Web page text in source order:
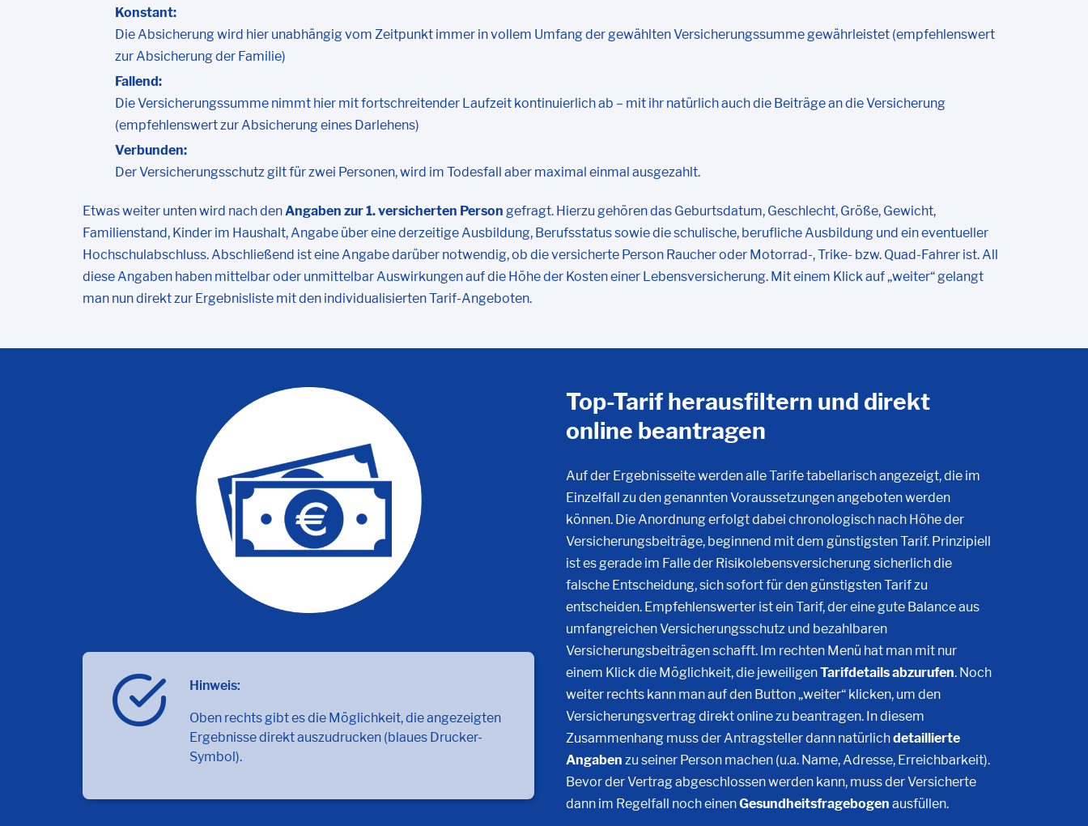
Konstant:
Die Absicherung wird hier unabhängig vom Zeitpunkt immer in vollem Umfang der gewählten Versicherungssumme gewährleistet (empfehlenswert
zur Absicherung der Familie)
Fallend:
Die Versicherungssumme nimmt hier mit fortschreitender Laufzeit kontinuierlich ab – mit ihr natürlich auch die Beiträge an die Versicherung
(empfehlenswert zur Absicherung eines Darlehens)
Verbunden:
Der Versicherungsschutz gilt für zwei Personen, wird im Todesfall aber maximal einmal ausgezahlt.
Etwas weiter unten wird nach denAngaben zur 1. versicherten Person gefragt. Hierzu gehören das Geburtsdatum, Geschlecht, Größe, Gewicht,
Familienstand, Kinder im Haushalt, Angabe über eine derzeitige Ausbildung, Berufsstatus sowie die schulische, berufliche Ausbildung und ein eventueller
Hochschulabschluss. Abschließend ist eine Angabe darüber notwendig, ob die versicherte Person Raucher oder Motorrad-, Trike- bzw. Quad-Fahrer ist. All
diese Angaben haben mittelbar oder unmittelbar Auswirkungen auf die Höhe der Kosten einer Lebensversicherung. Mit einem Klick auf „weiter“ gelangt
man nun direkt zur Ergebnisliste mit den individualisierten Tarif-Angeboten.
Hinweis:
Oben rechts gibt es die Möglichkeit, die angezeigten
Ergebnisse direkt auszudrucken (blaues Drucker-
Symbol).
Top-Tarif herausfiltern und direkt
online beantragen
Auf der Ergebnisseite werden alle Tarife tabellarisch angezeigt, die im
Einzelfall zu den genannten Voraussetzungen angeboten werden
können. Die Anordnung erfolgt dabei chronologisch nach Höhe der
Versicherungsbeiträge, beginnend mit dem günstigsten Tarif. Prinzipiell
ist es gerade im Falle der Risikolebensversicherung sicherlich die
falsche Entscheidung, sich sofort für den günstigsten Tarif zu
entscheiden. Empfehlenswerter ist ein Tarif, der eine gute Balance aus
umfangreichen Versicherungsschutz und bezahlbaren
Versicherungsbeiträgen schafft. Im rechten Menü hat man mit nur
einem Klick die Möglichkeit, die jeweiligenTarifdetails abzurufen. Noch
weiter rechts kann man auf den Button „weiter“ klicken, um den
Versicherungsvertrag direkt online zu beantragen. In diesem
Zusammenhang muss der Antragsteller dann natürlichdetaillierte
Angabenzu seiner Person machen (u.a. Name, Adresse, Erreichbarkeit).
Bevor der Vertrag abgeschlossen werden kann, muss der Versicherte
dann im Regelfall noch einenGesundheitsfragebogenausfüllen.